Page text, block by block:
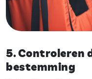
5. Controleren
bestemming